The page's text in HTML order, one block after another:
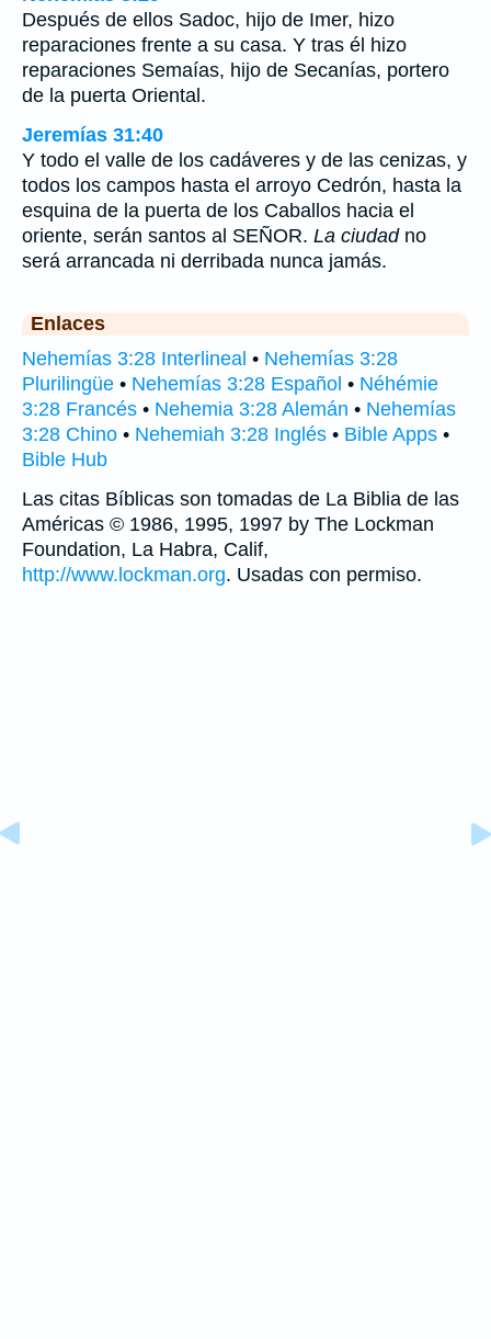
Después de ellos Sadoc, hijo de Imer, hizo
reparaciones frente a su casa. Y tras él hizo
reparaciones Semaías, hijo de Secanías, portero
de la puerta Oriental.
Jeremías 31:40
Y todo el valle de los cadáveres y de las cenizas, y
todos los campos hasta el arroyo Cedrón, hasta la
esquina de la puerta de los Caballos hacia el
oriente, serán santos al SEÑOR. La ciudadno
será arrancada ni derribada nunca jamás.
Enlaces
Nehemías 3:28 Interlineal • Nehemías 3:28
Plurilingüe • Nehemías 3:28 Español • Néhémie
3:28 Francés • Nehemia 3:28 Alemán • Nehemías
3:28 Chino • Nehemiah 3:28 Inglés • Bible Apps •
Bible Hub
Las citas Bíblicas son tomadas de La Biblia de las
Américas © 1986, 1995, 1997 by The Lockman
Foundation, La Habra, Calif,
http://www.lockman.org. Usadas con permiso.